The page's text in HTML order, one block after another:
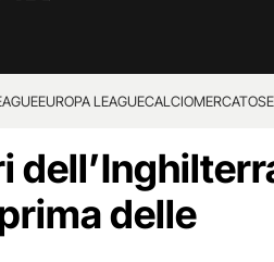
EUROPA LEAGUECALCIOMERCATO
delle